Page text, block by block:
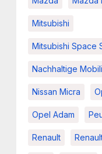
Mitsubishi
Mitsubishi Space
Nachhaltige
Nissan Micra
Opel Adam
Renault